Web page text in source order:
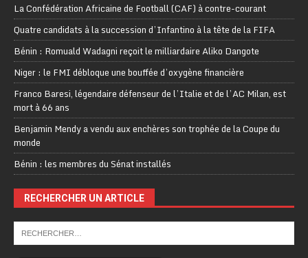
La Confédération Africaine de Football (CAF) à contre-courant
Quatre candidats à la succession d’Infantino à la tête de la FIFA
Bénin : Romuald Wadagni reçoit le milliardaire Aliko Dangote
Niger : le FMI débloque une bouffée d’oxygène financière
Franco Baresi, légendaire défenseur de l’Italie et de l’AC Milan, est
mort à 66 ans
Benjamin Mendy a vendu aux enchères son trophée de la Coupe du
monde
Bénin : les membres du Sénat installés
RECHERCHER UN ARTICLE